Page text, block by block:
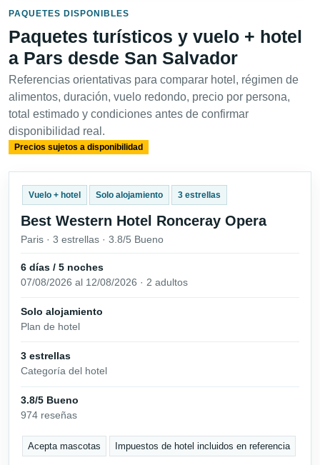
PAQUETES DISPONIBLES
Paquetes turísticos y vuelo + hotel
a Pars desde San Salvador
Referencias orientativas para comparar hotel, régimen de
alimentos, duración, vuelo redondo, precio por persona,
total estimado y condiciones antes de confirmar
disponibilidad real.
Precios sujetos a disponibilidad
Vuelo + hotel Solo alojamiento 3 estrellas
Best Western Hotel Ronceray Opera
Paris · 3 estrellas · 3.8/5 Bueno
6 días / 5 noches
07/08/2026 al 12/08/2026 · 2 adultos
Solo alojamiento
Plan de hotel
3 estrellas
Categoría del hotel
3.8/5 Bueno
974 reseñas
Acepta mascotas Impuestos de hotel incluidos en referencia